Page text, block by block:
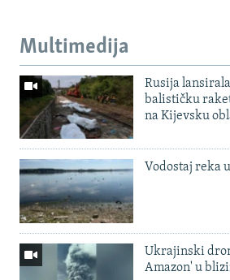
Multimedija
Rusija
balističku
na Kijevsku
Vodostaj reka
Ukrajinski
Amazon' u